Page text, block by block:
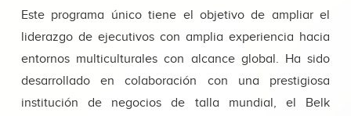
Este programa único tiene el objetivo de ampliar el
liderazgo de ejecutivos con amplia experiencia hacia
entornos multiculturales con alcance global. Ha sido
desarrollado en colaboración con una prestigiosa
institución de negocios de talla mundial, el Belk